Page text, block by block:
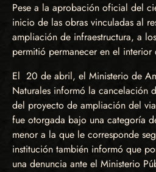
Pese a la aprobación oficial del
inicio de las obras vinculadas al
ampliación de infraestructura, a
permitió permanecer en el
El 20 de abril, el Ministerio de
Naturales informó la cancelación
del proyecto de ampliación del
fue otorgada bajo una categoría
menor a la que le corresponde
institución también informó que
una denuncia ante el Ministerio